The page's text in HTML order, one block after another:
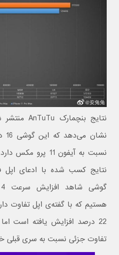
نتایج بنچمارک AnTuTu منتشر شده از
نتایج کسب شده با ادعای اپل
هستیم که با گفته‌ی اپل تفاوت
تفاوت جزئی نسبت به سری قبلی